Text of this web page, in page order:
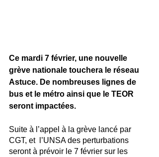
Ce mardi 7 février, une nouvelle
grève nationale touchera le réseau
Astuce. De nombreuses lignes de
bus et le métro ainsi que le TEOR
seront impactées.
Suite à l’appel à la grève lancé par
CGT, et  l’UNSA des perturbations
seront à prévoir le 7 février sur les